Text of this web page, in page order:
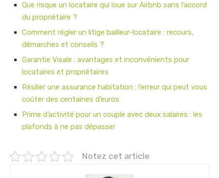
Que risque un locataire qui loue sur Airbnb sans l’accord
du propriétaire ?
Comment régler un litige bailleur-locataire : recours,
démarches et conseils ?
Garantie Visale : avantages et inconvénients pour
locataires et propriétaires
Résilier une assurance habitation : l’erreur qui peut vous
coûter des centaines d’euros
Prime d’activité pour un couple avec deux salaires : les
plafonds à ne pas dépasser
Notez cet article